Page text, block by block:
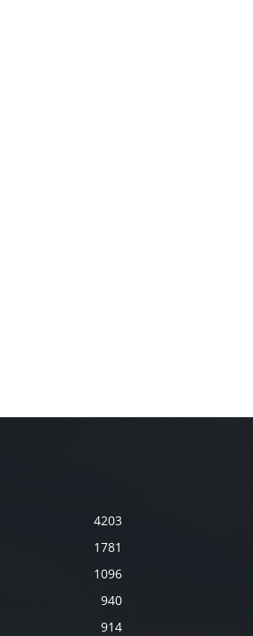
4203
1781
1096
940
914